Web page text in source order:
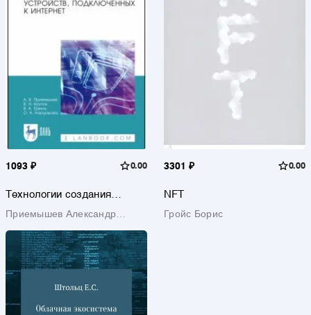
1093 ₽ 0.00
Технологии создания
устройств, подключенных к
Приемышев Александр
3301 ₽ 0.00
NFT
Гройс Борис